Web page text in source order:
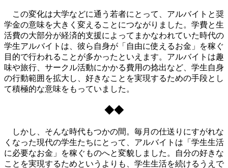
この変化は大学などに通う若者にとって、アルバイトと奨
学金の意味を大きく変えることにつながりました。学費と生
活費の大部分が経済的支援によってまかなわれていた時代の
学生アルバイトは、彼ら自身が「自由に使えるお金」を稼ぐ
目的で行われることが多かったといえます。アルバイトは趣
味や旅行、サークル活動にかかる費用の捻出など、学生自身
の行動範囲を拡大し、好きなことを実現するための手段とし
て積極的な意味をもっていました。
◆◆
しかし、そんな時代もつかの間。毎月の仕送りにすがれな
くなった現代の学生たちにとって、アルバイトは「学生生活
に必要なお金」を稼ぐものへと変貌しました。自分の好きな
ことを実現するためというよりも、学生生活を続けるうえで